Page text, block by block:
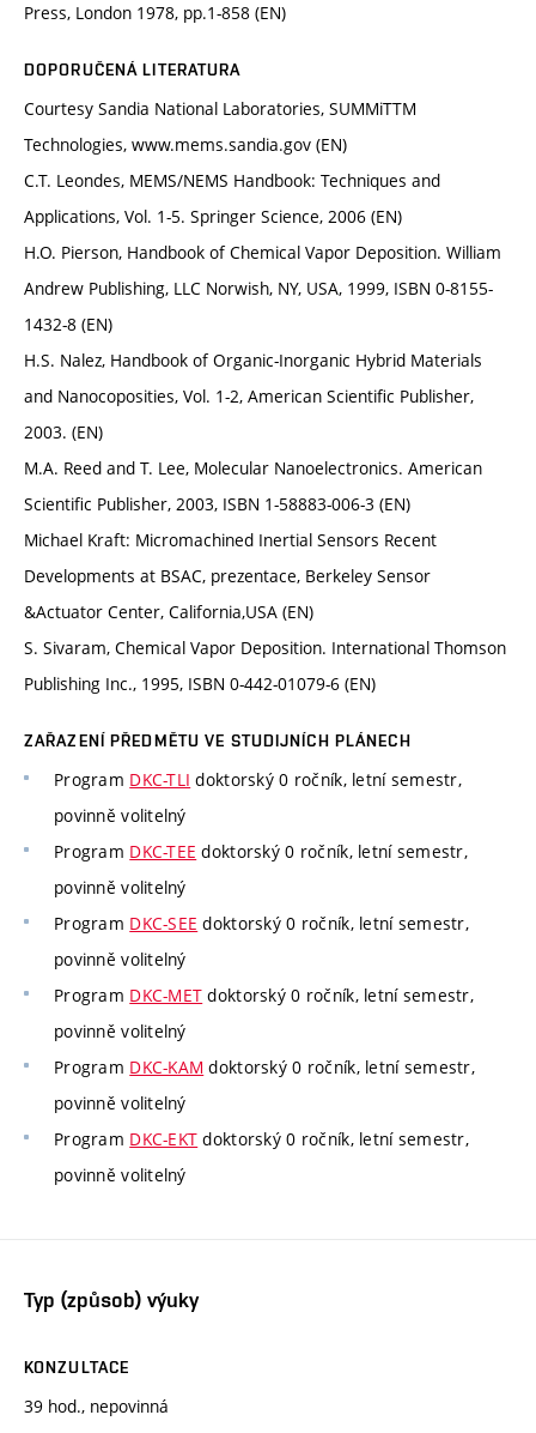
Press, London 1978, pp.1-858 (EN)
DOPORUČENÁ LITERATURA
Courtesy Sandia National Laboratories, SUMMiTTM
Technologies, www.mems.sandia.gov (EN)
C.T. Leondes, MEMS/NEMS Handbook: Techniques and
Applications, Vol. 1-5. Springer Science, 2006 (EN)
H.O. Pierson, Handbook of Chemical Vapor Deposition. William
Andrew Publishing, LLC Norwish, NY, USA, 1999, ISBN 0-8155-
1432-8 (EN)
H.S. Nalez, Handbook of Organic-Inorganic Hybrid Materials
and Nanocoposities, Vol. 1-2, American Scientific Publisher,
2003. (EN)
M.A. Reed and T. Lee, Molecular Nanoelectronics. American
Scientific Publisher, 2003, ISBN 1-58883-006-3 (EN)
Michael Kraft: Micromachined Inertial Sensors Recent
Developments at BSAC, prezentace, Berkeley Sensor
&Actuator Center, California,USA (EN)
S. Sivaram, Chemical Vapor Deposition. International Thomson
Publishing Inc., 1995, ISBN 0-442-01079-6 (EN)
ZAŘAZENÍ PŘEDMĚTU VE STUDIJNÍCH PLÁNECH
Program DKC-TLI doktorský 0 ročník, letní semestr,
povinně volitelný
Program DKC-TEE doktorský 0 ročník, letní semestr,
povinně volitelný
Program DKC-SEE doktorský 0 ročník, letní semestr,
povinně volitelný
Program DKC-MET doktorský 0 ročník, letní semestr,
povinně volitelný
Program DKC-KAM doktorský 0 ročník, letní semestr,
povinně volitelný
Program DKC-EKT doktorský 0 ročník, letní semestr,
povinně volitelný
Typ (způsob) výuky
KONZULTACE
39 hod., nepovinná